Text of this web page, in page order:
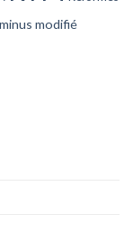
modifié